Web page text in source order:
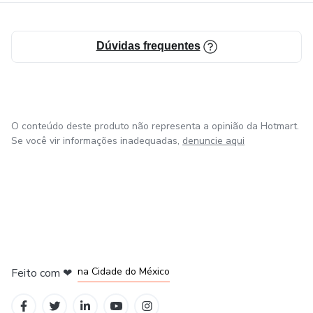
Dúvidas frequentes
O conteúdo deste produto não representa a opinião da Hotmart.
Se você vir informações inadequadas, denuncie aqui
Feito com ❤ na Cidade do México